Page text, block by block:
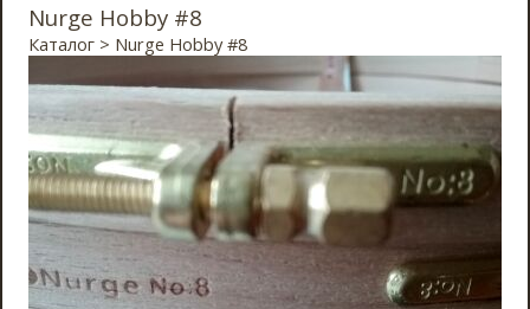
Nurge Hobby #8
Каталог > Nurge Hobby #8